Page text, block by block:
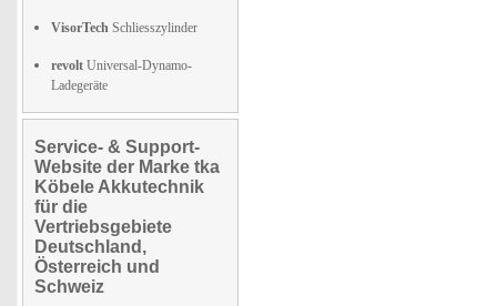
VisorTech Schliesszylinder
revolt Universal-Dynamo-
Ladegeräte
Service- & Support-
Website der Marke tka
Köbele Akkutechnik
für die
Vertriebsgebiete
Deutschland,
Österreich und
Schweiz